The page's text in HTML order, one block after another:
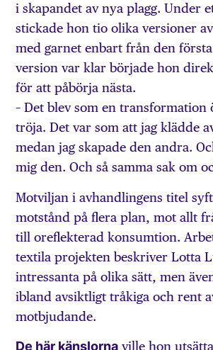
i skapandet av nya plagg. Under
stickade hon tio olika versioner
med garnet enbart från den
version var klar började hon
för att påbörja nästa.
– Det blev som en transformation
tröja. Det var som att jag klädde
medan jag skapade den andra.
mig den. Och så samma sak om
Motviljan i avhandlingens titel
motstånd på flera plan, mot allt
till oreflekterad konsumtion.
textila projekten beskriver Lotta
intressanta på olika sätt, men
ibland avsiktligt tråkiga och rent
motbjudande.
De här känslorna ville hon